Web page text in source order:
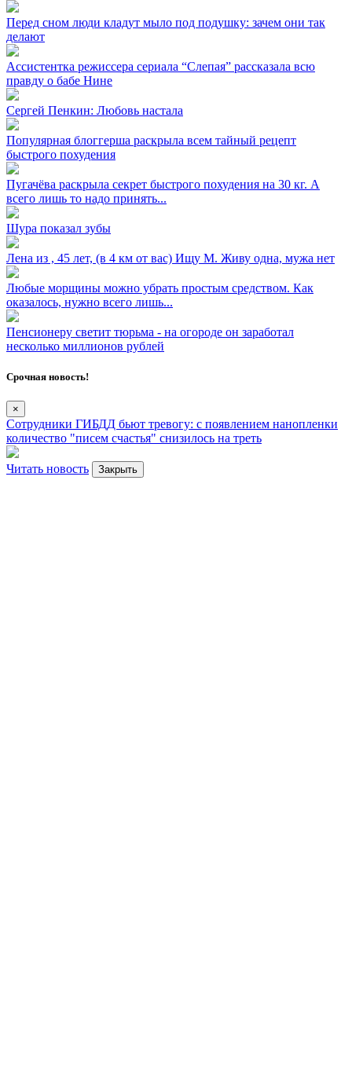
Перед сном люди кладут мыло под подушку: зачем они так
делают
Ассистентка режиссера сериала “Слепая” рассказала всю
правду о бабе Нине
Сергей Пенкин: Любовь настала
Популярная блоггерша раскрыла всем тайный рецепт
быстрого похудения
Пугачёва раскрыла секрет быстрого похудения на 30 кг. А
всего лишь то надо принять...
Шура показал зубы
Лена из ⁣, 45 лет, (в 4 км от вас) Ищу М. Живу одна, мужа нет
Любые морщины можно убрать простым средством. Как
оказалось, нужно всего лишь...
Пенсионеру светит тюрьма - на огороде он заработал
несколько миллионов рублей
Срочная новость!
×
Сотрудники ГИБДД бьют тревогу: с появлением нанопленки
количество "писем счастья" снизилось на треть
Читать новость Закрыть